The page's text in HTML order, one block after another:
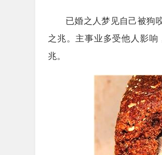
已婚之人梦见自己被狗
之兆。主事业多受他人影
兆。